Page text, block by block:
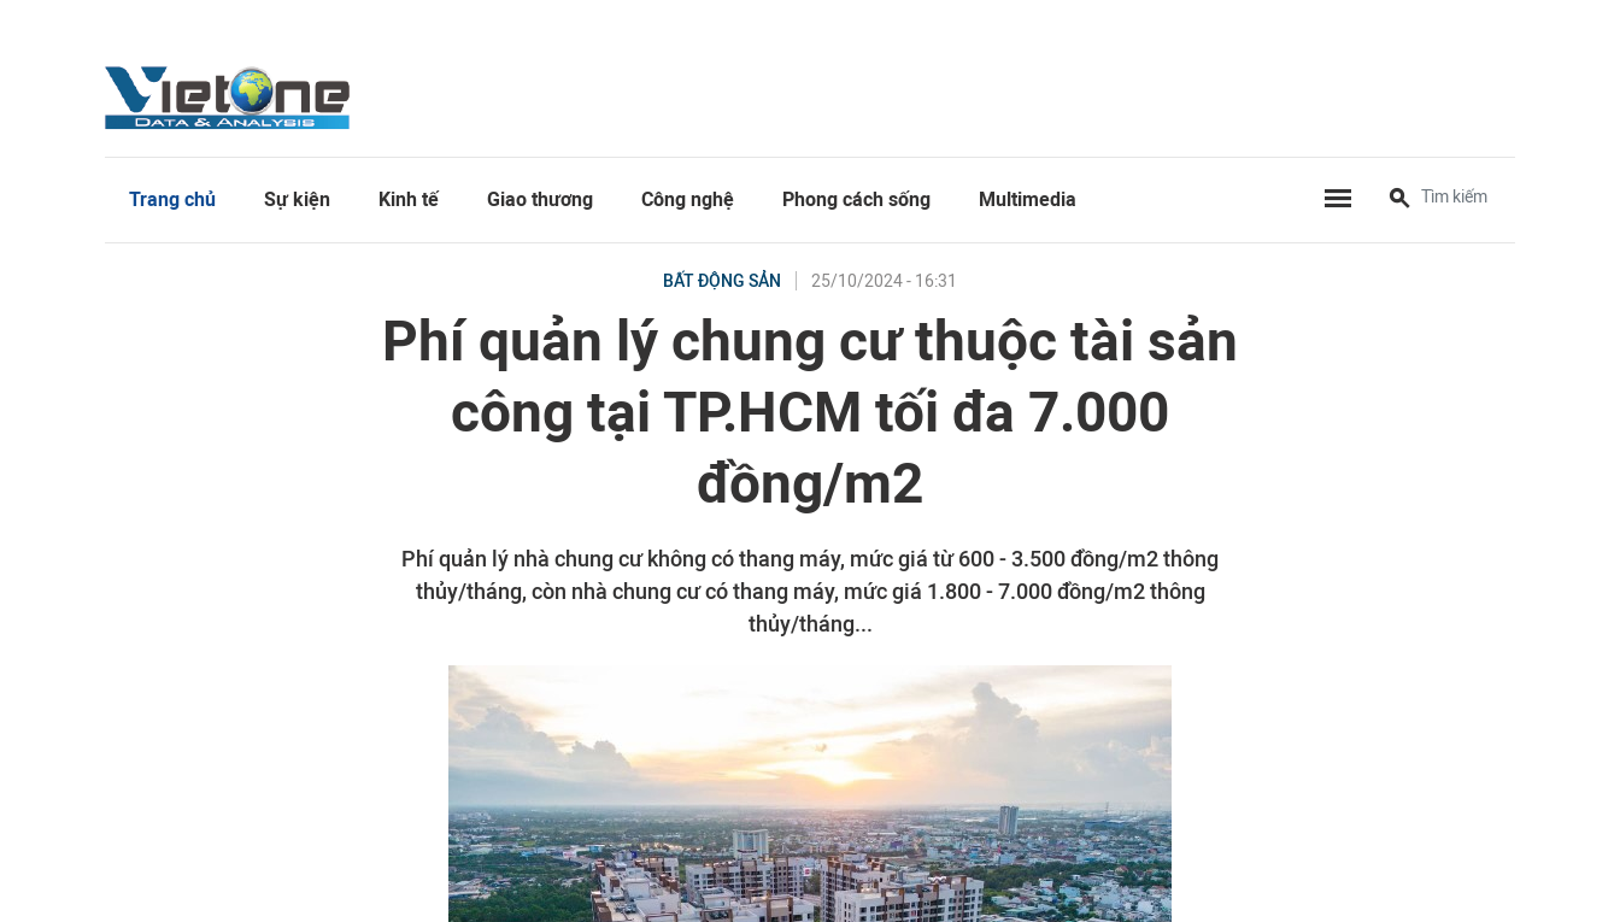
Trang chủ Sự kiện Kinh tế Giao thương Công nghệ Phong cách sống Multimedia
BẤT ĐỘNG SẢN 25/10/2024 - 16:31
Phí quản lý chung cư thuộc tài sản
công tại TP.HCM tối đa 7.000
đồng/m2
Phí quản lý nhà chung cư không có thang máy, mức giá từ 600 - 3.500 đồng/m2 thông
thủy/tháng, còn nhà chung cư có thang máy, mức giá 1.800 - 7.000 đồng/m2 thông
thủy/tháng...